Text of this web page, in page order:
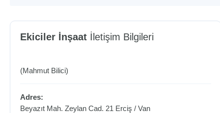
Ekiciler İnşaat İletişim Bilgileri
(Mahmut Bilici)
Adres:
Beyazıt Mah. Zeylan Cad. 21 Erciş / Van